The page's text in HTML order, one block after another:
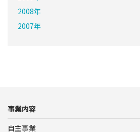
2008年
2007年
事業内容
自主事業